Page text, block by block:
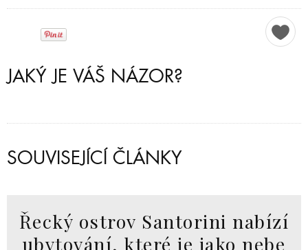
JAKÝ JE VÁŠ NÁZOR?
SOUVISEJÍCÍ ČLÁNKY
Řecký ostrov Santorini nabízí
ubytování, které je jako nebe